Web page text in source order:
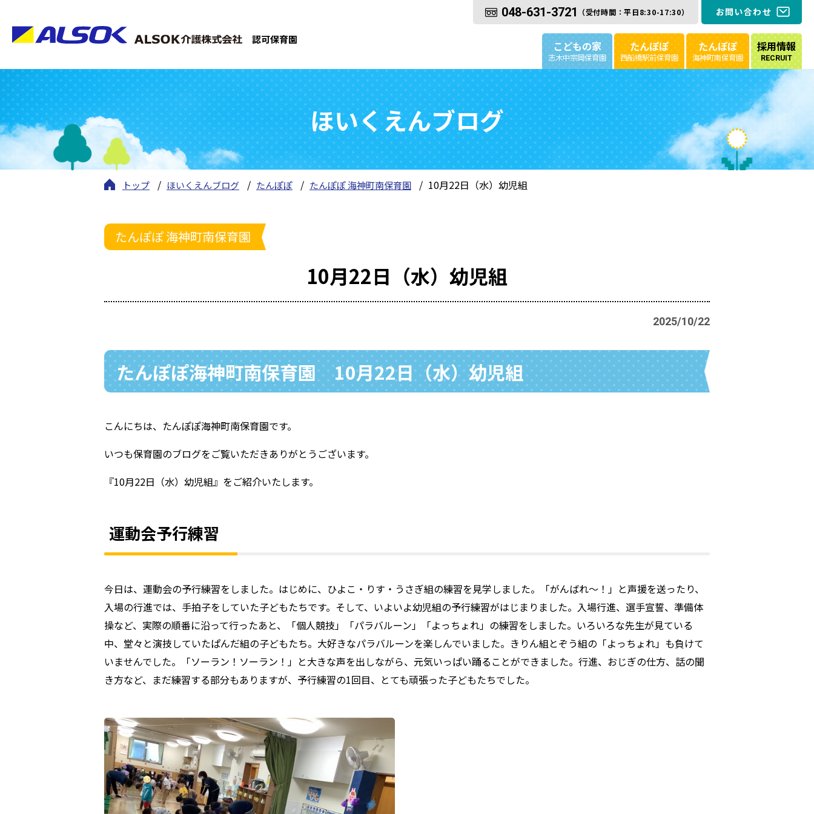
認可保育園
048-631-3721 （受付時間：平日8:30-17:30） お問い合わせ
こどもの家
志木中宗岡保育園
たんぽぽ
西船橋駅前保育園
たんぽぽ
海神町南保育園
採用情報
RECRUIT
ほいくえんブログ
トップ ほいくえんブログ たんぽぽ たんぽぽ 海神町南保育園 10月22日（水）幼児組
たんぽぽ 海神町南保育園
10月22日（水）幼児組
2025/10/22
たんぽぽ海神町南保育園 10月22日（水）幼児組
こんにちは、たんぽぽ海神町南保育園です。
いつも保育園のブログをご覧いただきありがとうございます。
『10月22日（水）幼児組』をご紹介いたします。
運動会予行練習
今日は、運動会の予行練習をしました。はじめに、ひよこ・りす・うさぎ組の練習を見学しました。「がんばれ～！」と声援を送ったり、
入場の行進では、手拍子をしていた子どもたちです。そして、いよいよ幼児組の予行練習がはじまりました。入場行進、選手宣誓、準備体
操など、実際の順番に沿って行ったあと、「個人競技」「パラバルーン」「よっちょれ」の練習をしました。いろいろな先生が見ている
中、堂々と演技していたぱんだ組の子どもたち。大好きなパラバルーンを楽しんでいました。きりん組とぞう組の「よっちょれ」も負けて
いませんでした。「ソーラン！ソーラン！」と大きな声を出しながら、元気いっぱい踊ることができました。行進、おじぎの仕方、話の聞
き方など、まだ練習する部分もありますが、予行練習の1回目、とても頑張った子どもたちでした。